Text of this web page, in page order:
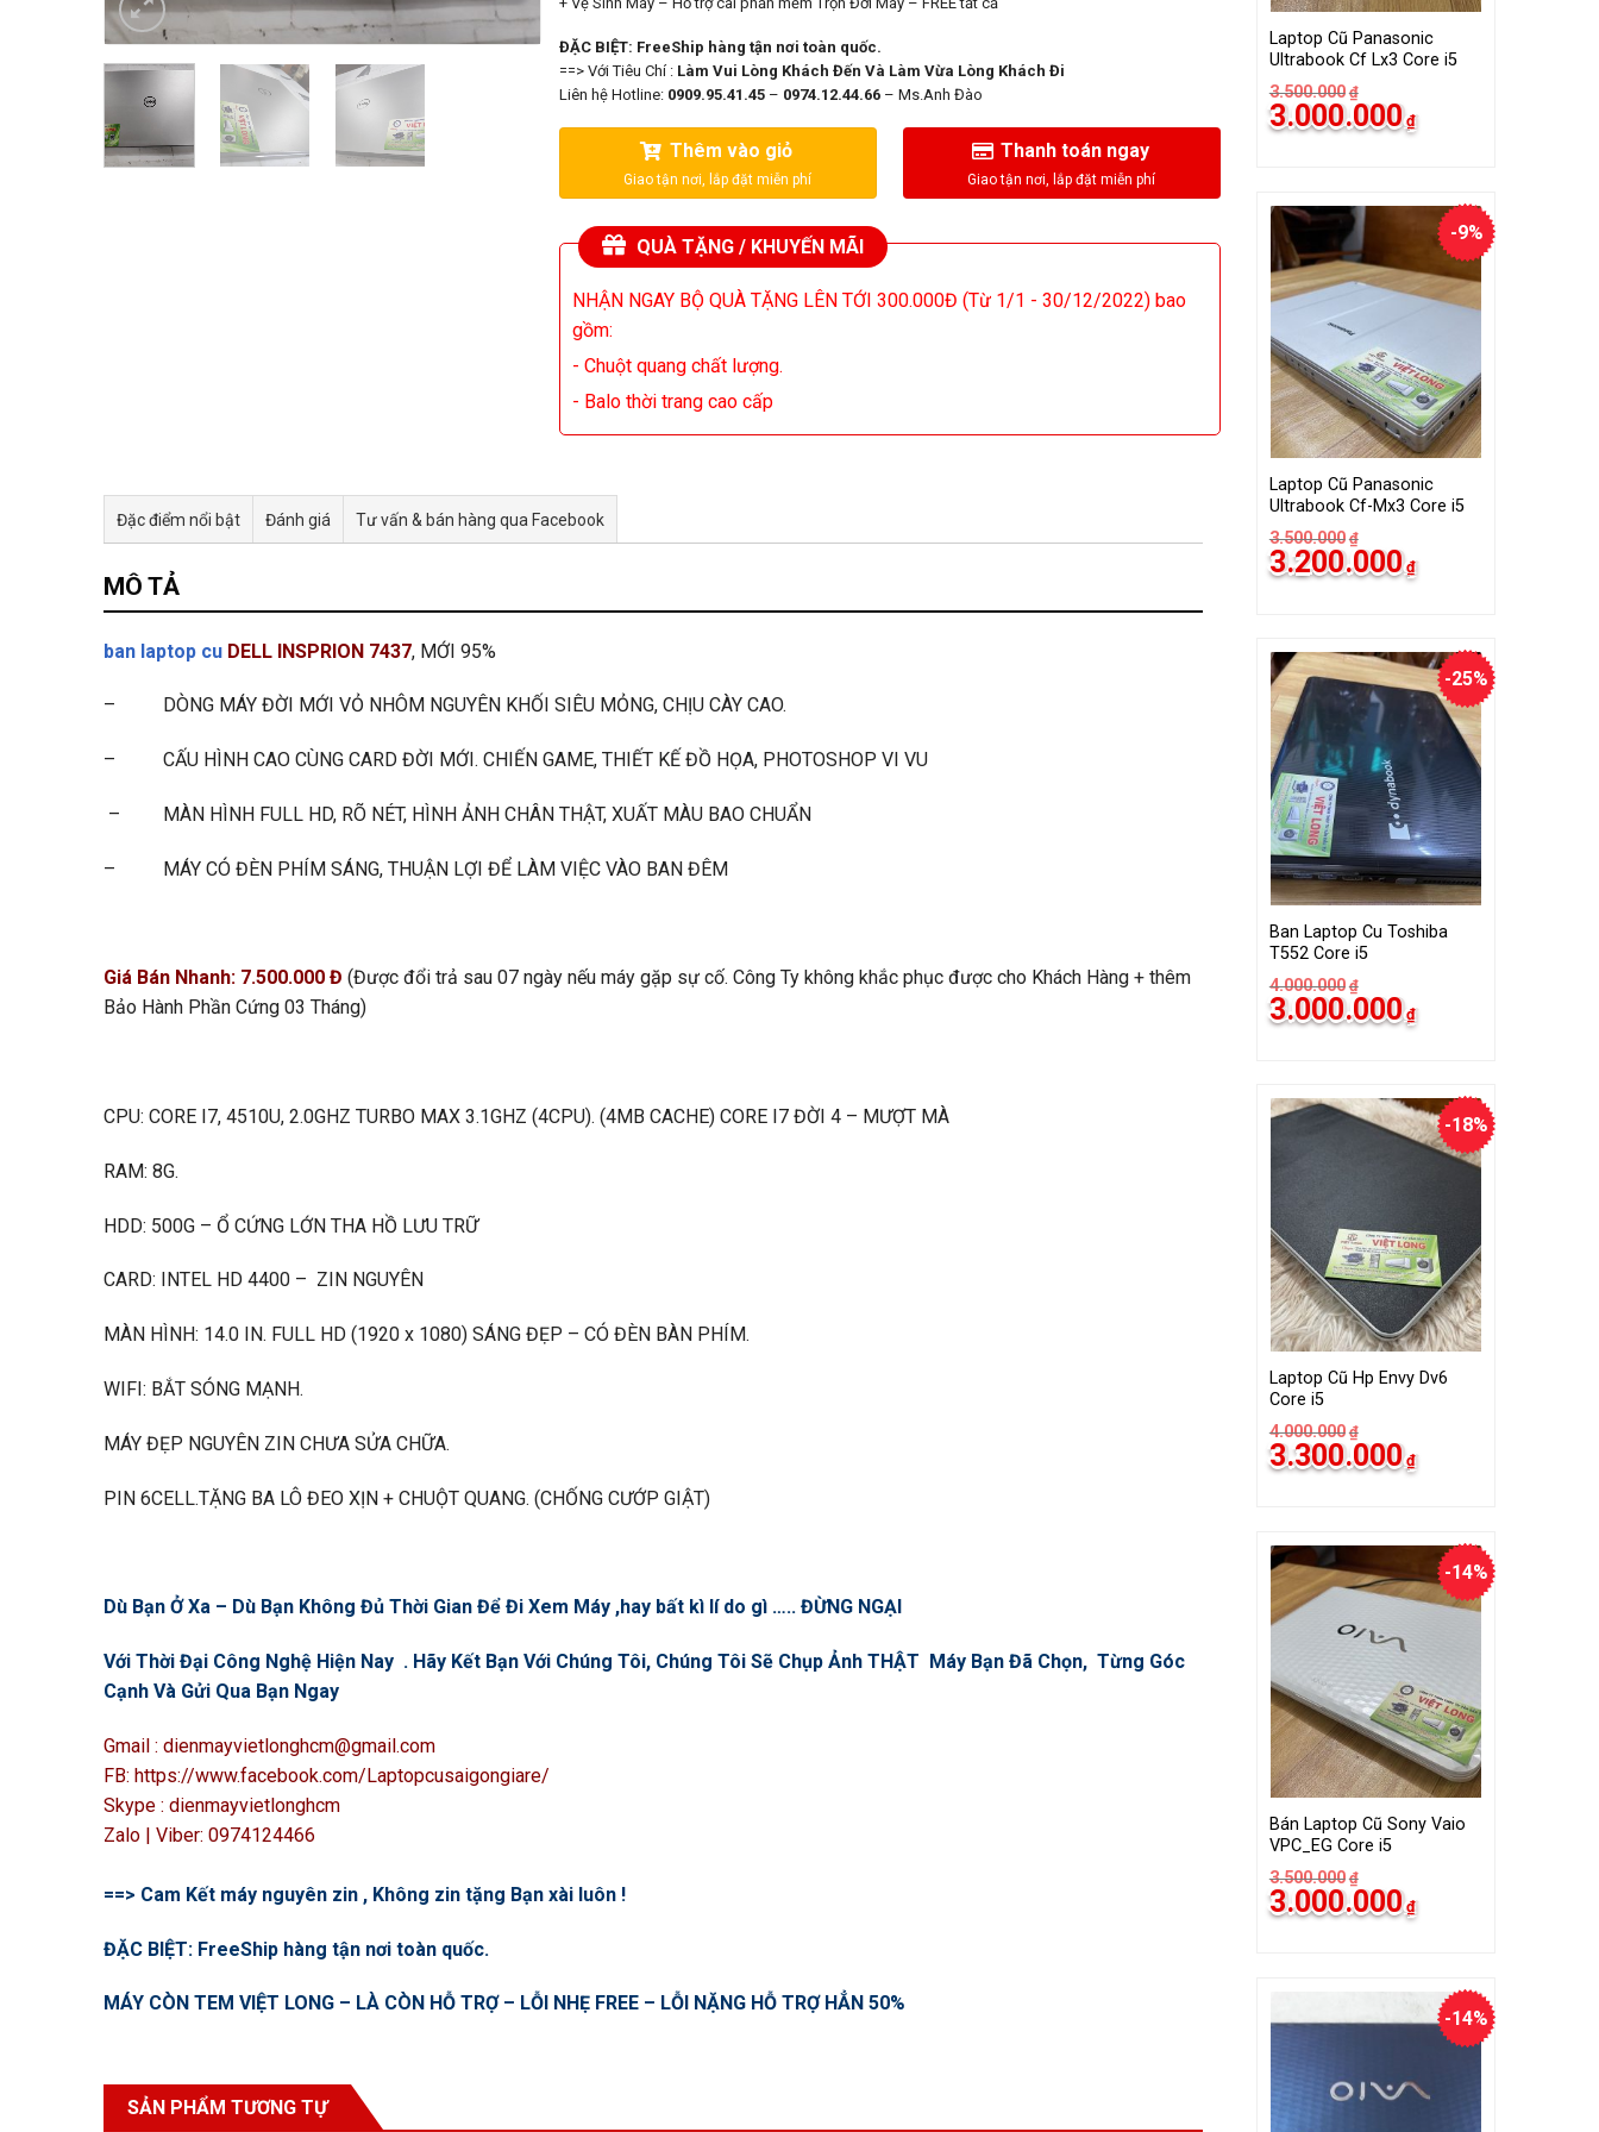
Laptop Cũ Panasonic
Ultrabook Cf Lx3 Core i5
3.500.000 ₫
Giá
gốc
3.000.000 ₫hiện
tại
-9%
Laptop Cũ Panasonic
Ultrabook Cf-Mx3 Core i5
3.500.000 ₫
Giá
gốc
3.200.000 ₫hiện
tại
-25%
Ban Laptop Cu Toshiba
T552 Core i5
4.000.000 ₫
Giá
gốc
3.000.000 ₫hiện
tại
-18%
Laptop Cũ Hp Envy Dv6
Core i5
4.000.000 ₫
Giá
gốc
3.300.000 ₫hiện
tại
-14%
Bán Laptop Cũ Sony Vaio
VPC_EG Core i5
3.500.000 ₫
Giá
gốc
3.000.000 ₫hiện
tại
-14%
ĐẶC BIỆT: FreeShip hàng tận nơi toàn quốc.
==> Với Tiêu Chí : Làm Vui Lòng Khách Đến Và Làm Vừa Lòng Khách Đi
Liên hệ Hotline: 0909.95.41.45– 0974.12.44.66– Ms.Anh Đào
Thêm vào giỏ Thanh toán ngay
QUÀ TẶNG / KHUYẾN MÃI
NHẬN NGAY BỘ QUÀ TẶNG LÊN TỚI 300.000Đ (Từ 1/1 - 30/12/2022) bao
gồm:
- Chuột quang chất lượng.
- Balo thời trang cao cấp
Đặc điểm nổi bật Đánh giá Tư vấn & bán hàng qua Facebook
MÔ TẢ
ban laptop cu DELL INSPRION 7437, MỚI 95%
– DÒNG MÁY ĐỜI MỚI VỎ NHÔM NGUYÊN KHỐI SIÊU MỎNG, CHỊU CÀY CAO.
– CẤU HÌNH CAO CÙNG CARD ĐỜI MỚI. CHIẾN GAME, THIẾT KẾ ĐỒ HỌA, PHOTOSHOP VI VU
– MÀN HÌNH FULL HD, RÕ NÉT, HÌNH ẢNH CHÂN THẬT, XUẤT MÀU BAO CHUẨN
– MÁY CÓ ĐÈN PHÍM SÁNG, THUẬN LỢI ĐỂ LÀM VIỆC VÀO BAN ĐÊM
Giá Bán Nhanh: 7.500.000 Đ (Được đổi trả sau 07 ngày nếu máy gặp sự cố. Công Ty không khắc phục được cho Khách Hàng + thêm
Bảo Hành Phần Cứng 03 Tháng)
CPU: CORE I7, 4510U, 2.0GHZ TURBO MAX 3.1GHZ (4CPU). (4MB CACHE) CORE I7 ĐỜI 4 – MƯỢT MÀ
RAM: 8G.
HDD: 500G – Ổ CỨNG LỚN THA HỒ LƯU TRỮ
CARD: INTEL HD 4400 – ZIN NGUYÊN
MÀN HÌNH: 14.0 IN. FULL HD (1920 x 1080) SÁNG ĐẸP – CÓ ĐÈN BÀN PHÍM.
WIFI: BẮT SÓNG MẠNH.
MÁY ĐẸP NGUYÊN ZIN CHƯA SỬA CHỮA.
PIN 6CELL.TẶNG BA LÔ ĐEO XỊN + CHUỘT QUANG. (CHỐNG CƯỚP GIẬT)
Dù Bạn Ở Xa – Dù Bạn Không Đủ Thời Gian Để Đi Xem Máy ,hay bất kì lí do gì ….. ĐỪNG NGẠI
Với Thời Đại Công Nghệ Hiện Nay . Hãy Kết Bạn Với Chúng Tôi, Chúng Tôi Sẽ Chụp Ảnh THẬT Máy Bạn Đã Chọn, Từng Góc
Cạnh Và Gửi Qua Bạn Ngay
Gmail : dienmayvietlonghcm@gmail.com
FB: https://www.facebook.com/Laptopcusaigongiare/
Skype : dienmayvietlonghcm
Zalo | Viber: 0974124466
==> Cam Kết máy nguyên zin , Không zin tặng Bạn xài luôn !
ĐẶC BIỆT: FreeShip hàng tận nơi toàn quốc.
MÁY CÒN TEM VIỆT LONG – LÀ CÒN HỖ TRỢ – LỖI NHẸ FREE – LỖI NẶNG HỖ TRỢ HẲN 50%
SẢN PHẨM TƯƠNG TỰ